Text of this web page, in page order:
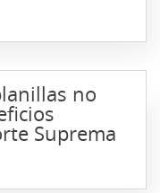
no
Suprema